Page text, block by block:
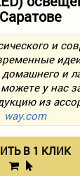
и
и
у нас
из
way.com
В 1 КЛИК